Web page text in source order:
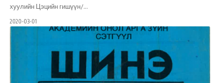
хуулийн Цэцийн гишүүн/…
2020-03-01